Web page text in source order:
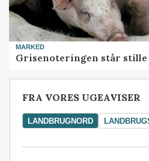
MARKED
Grisenoteringen står stille
FRA VORES UGEAVISER
LANDBRUGNORD